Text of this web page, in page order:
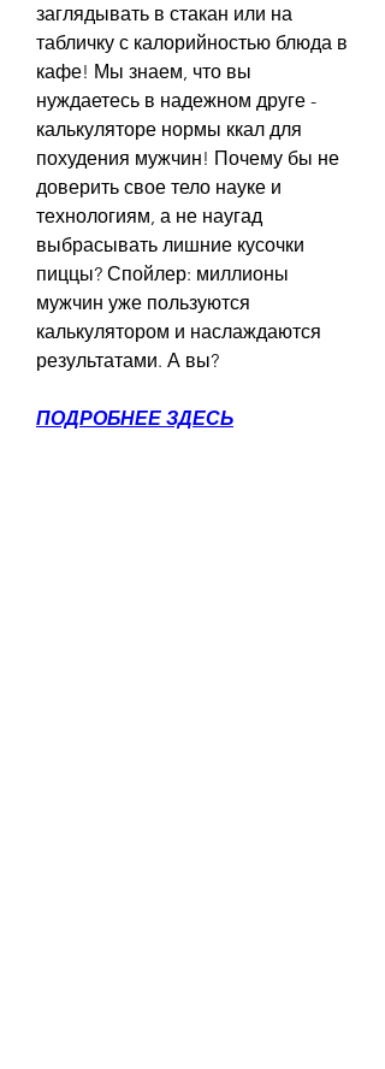
заглядывать в стакан или на
табличку с калорийностью блюда в
кафе! Мы знаем, что вы
нуждаетесь в надежном друге -
калькуляторе нормы ккал для
похудения мужчин! Почему бы не
доверить свое тело науке и
технологиям, а не наугад
выбрасывать лишние кусочки
пиццы? Спойлер: миллионы
мужчин уже пользуются
калькулятором и наслаждаются
результатами. А вы?
ПОДРОБНЕЕ ЗДЕСЬ